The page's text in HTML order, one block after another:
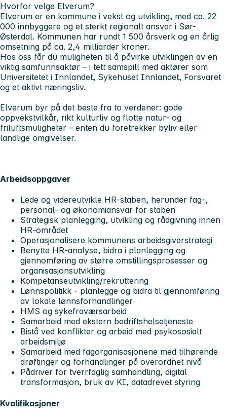
Hvorfor velge Elverum?
Elverum er en kommune i vekst og utvikling, med ca. 22
000 innbyggere og et sterkt regionalt ansvar i Sør-
Østerdal. Kommunen har rundt 1 500 årsverk og en årlig
omsetning på ca. 2,4 milliarder kroner.
Hos oss får du muligheten til å påvirke utviklingen av en
viktig samfunnsaktør – i tett samspill med aktører som
Universitetet i Innlandet, Sykehuset Innlandet, Forsvaret
og et aktivt næringsliv.
Elverum byr på det beste fra to verdener: gode
oppvekstvilkår, rikt kulturliv og flotte natur- og
friluftsmuligheter – enten du foretrekker byliv eller
landlige omgivelser.
Arbeidsoppgaver
Lede og videreutvikle HR-staben, herunder fag-,
personal- og økonomiansvar for staben
Strategisk planlegging, utvikling og rådgivning innen
HR-området
Operasjonalisere kommunens arbeidsgiverstrategi
Benytte HR-analyse, bidra i planlegging og
gjennomføring av større omstillingsprosesser og
organisasjonsutvikling
Kompetanseutvikling/rekruttering
Lønnspolitikk - planlegge og bidra til gjennomføring
av lokale lønnsforhandlinger
HMS og sykefraværsarbeid
Samarbeid med ekstern bedriftshelsetjeneste
Bistå ved konflikter og arbeid med psykososialt
arbeidsmiljø
Samarbeid med fagorganisasjonene med tilhørende
drøftinger og forhandlinger på overordnet nivå
Pådriver for tverrfaglig samhandling, digital
transformasjon, bruk av KI, datadrevet styring
Kvalifikasjoner